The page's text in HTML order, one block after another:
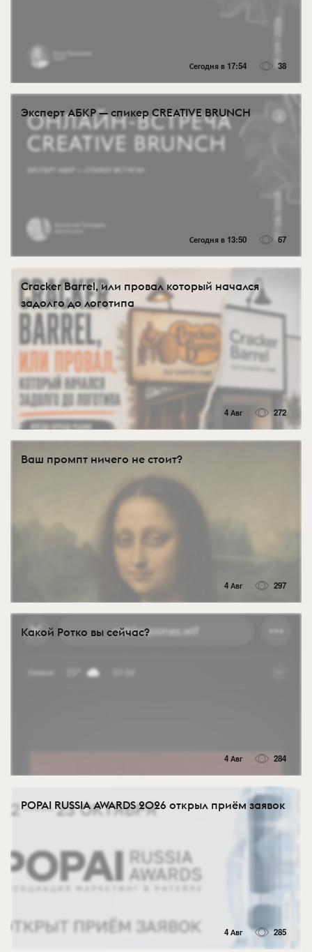
Сегодня в 17:54 38
Эксперт АБКР — спикер CREATIVE BRUNCH
Сегодня в 13:50 67
Cracker Barrel, или провал который начался
задолго до логотипа
4 Авг 272
Ваш промпт ничего не стоит?
4 Авг 297
Какой Ротко вы сейчас?
4 Авг 284
POPAI RUSSIA AWARDS 2026 открыл приём заявок
4 Авг 285